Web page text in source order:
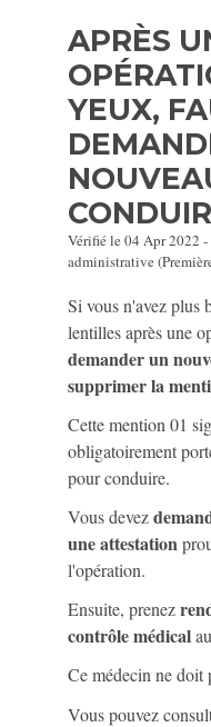
APRÈS
YEUX,
Vérifié le 04 Apr 2022
administrative
Si vous n'avez plus
lentilles après une
demander un
supprimer la
Cette mention 01
obligatoirement
pour conduire.
Vous devez
une attestation
l'opération.
Ensuite, prenez
contrôle médical
Ce médecin ne doit
Vous pouvez